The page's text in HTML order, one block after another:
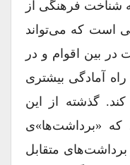
شناخت فرهنگى از
است که مى‏‌تواند
بین اقوام و در
آمادگى بیش‏ترى
گذشته از این
«برداشت‏‌ها»ى
متقابل